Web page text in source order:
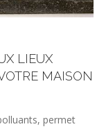
LIEUX
MAISON
permet